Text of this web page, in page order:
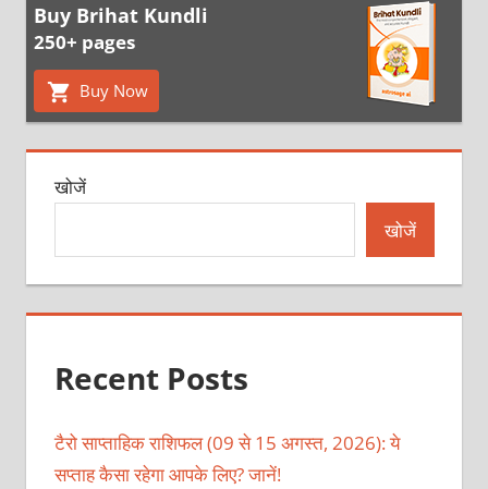
Buy Brihat Kundli
250+ pages
Buy Now
खोजें
खोजें
Recent Posts
टैरो साप्ताहिक राशिफल (09 से 15 अगस्त, 2026): ये
सप्ताह कैसा रहेगा आपके लिए? जानें!